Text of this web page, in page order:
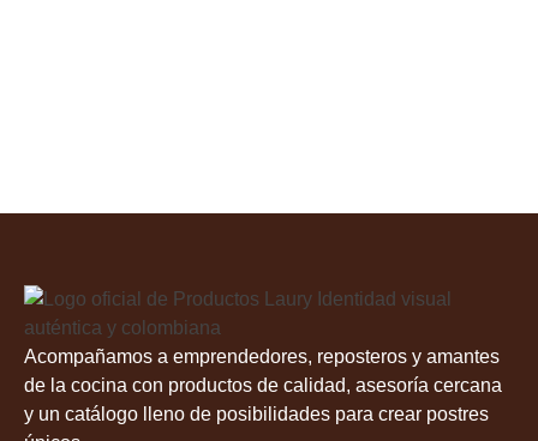
Acompañamos a emprendedores, reposteros y amantes
de la cocina con productos de calidad, asesoría cercana
y un catálogo lleno de posibilidades para crear postres